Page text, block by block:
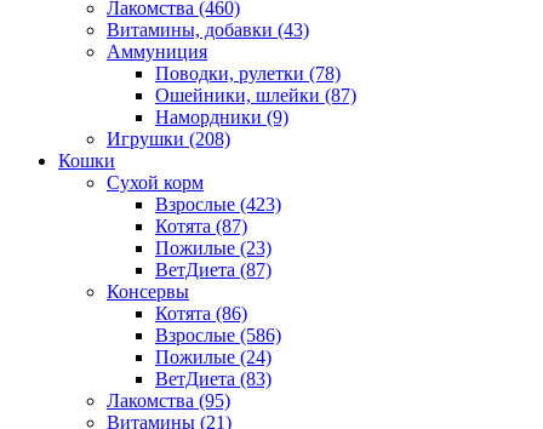
Лакомства (460)
Витамины, добавки (43)
Аммуниция
Поводки, рулетки (78)
Ошейники, шлейки (87)
Намордники (9)
Игрушки (208)
Кошки
Сухой корм
Взрослые (423)
Котята (87)
Пожилые (23)
ВетДиета (87)
Консервы
Котята (86)
Взрослые (586)
Пожилые (24)
ВетДиета (83)
Лакомства (95)
Витамины (21)